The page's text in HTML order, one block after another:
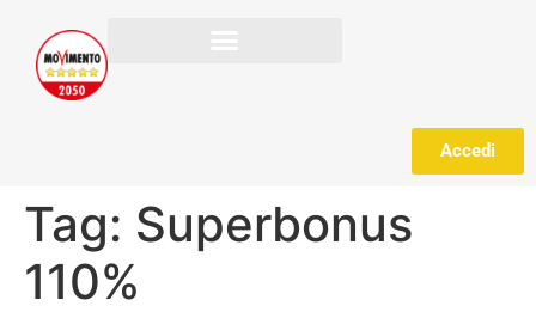
Accedi
Tag: Superbonus
110%